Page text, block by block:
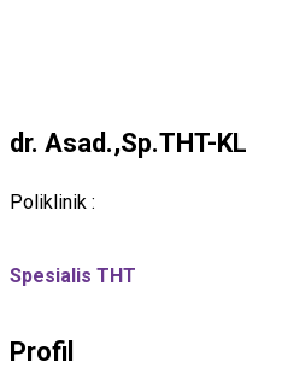
dr. Asad.,Sp.THT-KL
Poliklinik :
Spesialis THT
Profil